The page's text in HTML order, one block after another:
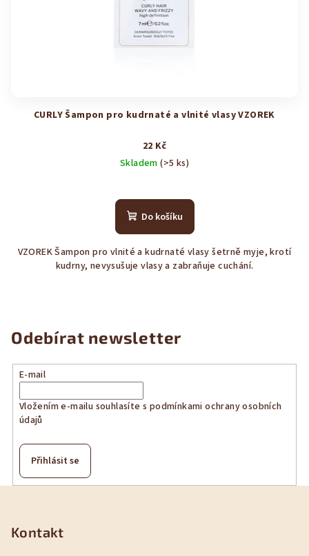
CURLY Šampon pro kudrnaté a vlnité vlasy VZOREK
22 Kč
Skladem(>5 ks)
hodnocení
produktu
z
5
Do košíku
VZOREK Šampon pro vlnité a kudrnaté vlasy šetrně myje, krotí
kudrny, nevysušuje vlasy a zabraňuje cuchání.
Odebírat newsletter
E-mail
Vložením e-mailu souhlasíte s podmínkami ochrany osobních
údajů
Přihlásit se
Kontakt